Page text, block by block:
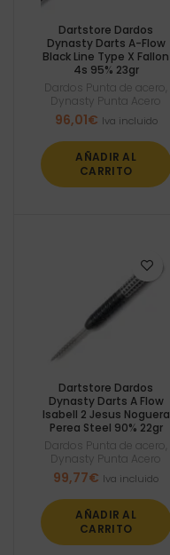
Dartstore Dardos
Dynasty Darts A-Flow
Black Line Type X Fallon
4s 95% 23gr
Dardos Punta de acero
Dynasty Punta Acero
96,01€ Iva incluido
AÑADIR AL
CARRITO
Dartstore Dardos
Dynasty Darts A Flow
Isabell 2 Jesus Noguera
Perea Steel 90% 22gr
Dardos Punta de acero
Dynasty Punta Acero
99,77€ Iva incluido
AÑADIR AL
CARRITO